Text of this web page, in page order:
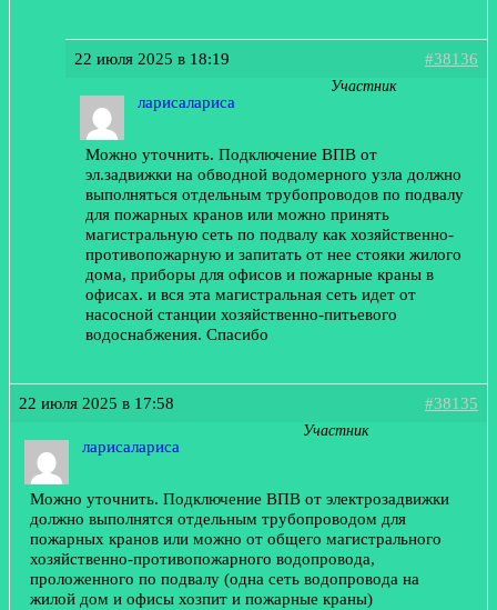
22 июля 2025 в 18:19 #38136
ларисалариса
Участник
Можно уточнить. Подключение ВПВ от
эл.задвижки на обводной водомерного узла должно
выполняться отдельным трубопроводов по подвалу
для пожарных кранов или можно принять
магистральную сеть по подвалу как хозяйственно-
противопожарную и запитать от нее стояки жилого
дома, приборы для офисов и пожарные краны в
офисах. и вся эта магистральная сеть идет от
насосной станции хозяйственно-питьевого
водоснабжения. Спасибо
22 июля 2025 в 17:58 #38135
ларисалариса
Участник
Можно уточнить. Подключение ВПВ от электрозадвижки
должно выполнятся отдельным трубопроводом для
пожарных кранов или можно от общего магистрального
хозяйственно-противопожарного водопровода,
проложенного по подвалу (одна сеть водопровода на
жилой дом и офисы хозпит и пожарные краны)